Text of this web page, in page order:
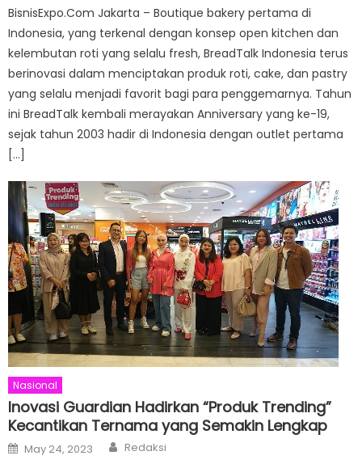
BisnisExpo.Com Jakarta – Boutique bakery pertama di
Indonesia, yang terkenal dengan konsep open kitchen dan
kelembutan roti yang selalu fresh, BreadTalk Indonesia terus
berinovasi dalam menciptakan produk roti, cake, dan pastry
yang selalu menjadi favorit bagi para penggemarnya. Tahun
ini BreadTalk kembali merayakan Anniversary yang ke-19,
sejak tahun 2003 hadir di Indonesia dengan outlet pertama
[…]
Nasional
Inovasi Guardian Hadirkan “Produk Trending”
Kecantikan Ternama yang Semakin Lengkap
Posted
on
May 24, 2023 Author
Redaksi